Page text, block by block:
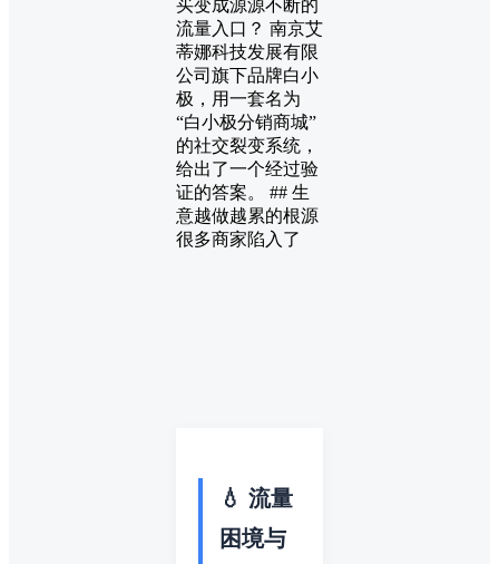
买变成源源不断的
流量入口？ 南京艾
蒂娜科技发展有限
公司旗下品牌白小
极，用一套名为
“白小极分销商城”
的社交裂变系统，
给出了一个经过验
证的答案。 ## 生
意越做越累的根源
很多商家陷入了
💧 流量
困境与